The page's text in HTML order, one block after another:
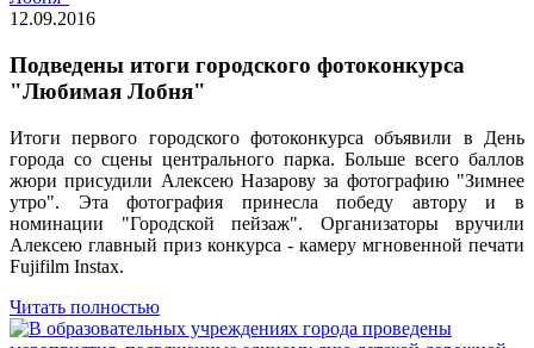
12.09.2016
Подведены итоги городского фотоконкурса
"Любимая Лобня"
Итоги первого городского фотоконкурса объявили в День
города со сцены центрального парка. Больше всего баллов
жюри присудили Алексею Назарову за фотографию "Зимнее
утро". Эта фотография принесла победу автору и в
номинации "Городской пейзаж". Организаторы вручили
Алексею главный приз конкурса - камеру мгновенной печати
Fujifilm Instax.
Читать полностью